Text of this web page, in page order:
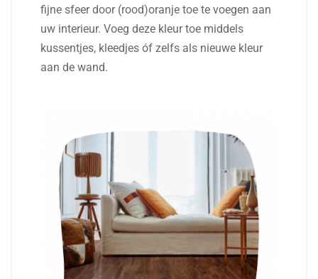
fijne sfeer door (rood)oranje toe te voegen aan
uw interieur. Voeg deze kleur toe middels
kussentjes, kleedjes óf zelfs als nieuwe kleur
aan de wand.